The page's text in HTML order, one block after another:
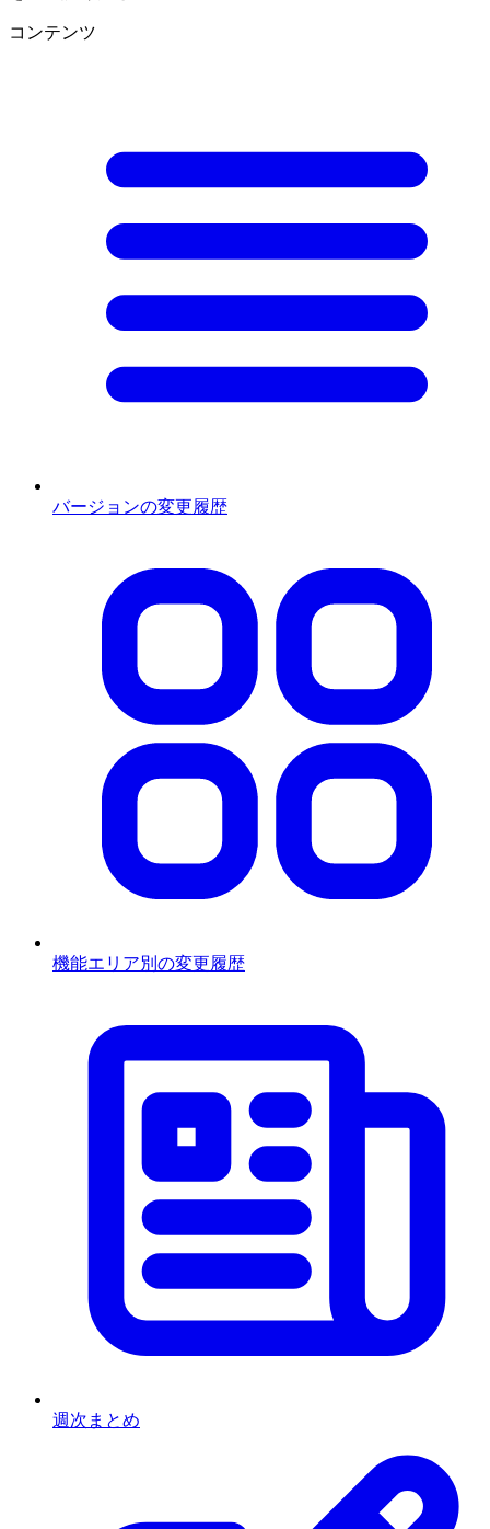
コンテンツ
バージョンの変更履歴
機能エリア別の変更履歴
週次まとめ